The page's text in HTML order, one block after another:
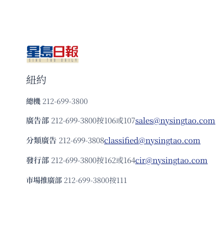
紐約
總機 212-699-3800
廣告部 212-699-3800按106或107sales@nysingtao.com
分類廣告 212-699-3808classified@nysingtao.com
發⾏部 212-699-3800按162或164cir@nysingtao.com
市場推廣部 212-699-3800按111